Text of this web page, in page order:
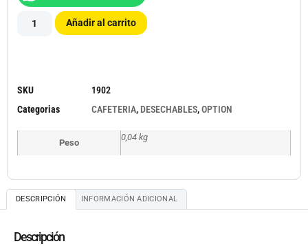
Añadir al carrito
SKU
1902
Categorias
CAFETERIA, DESECHABLES,OPTION
Peso
0,04 kg
DESCRIPCIÓN INFORMACIÓN ADICIONAL
Descripción